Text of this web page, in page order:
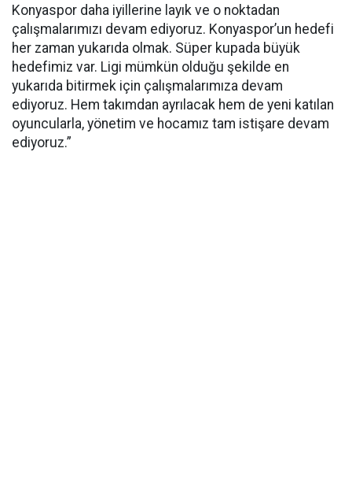
Konyaspor daha iyillerine layık ve o noktadan
çalışmalarımızı devam ediyoruz. Konyaspor’un hedefi
her zaman yukarıda olmak. Süper kupada büyük
hedefimiz var. Ligi mümkün olduğu şekilde en
yukarıda bitirmek için çalışmalarımıza devam
ediyoruz. Hem takımdan ayrılacak hem de yeni katılan
oyuncularla, yönetim ve hocamız tam istişare devam
ediyoruz.”